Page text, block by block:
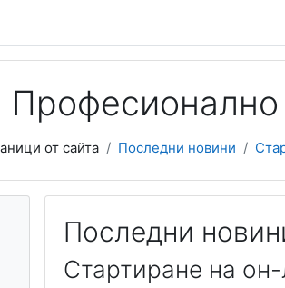
от сайта Последни новини
Последни
Стартиране на